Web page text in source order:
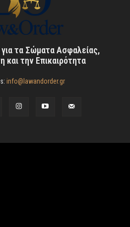
για τα Σώματα Ασφαλείας,
και την Επικαιρότητα
info@lawandorder.gr